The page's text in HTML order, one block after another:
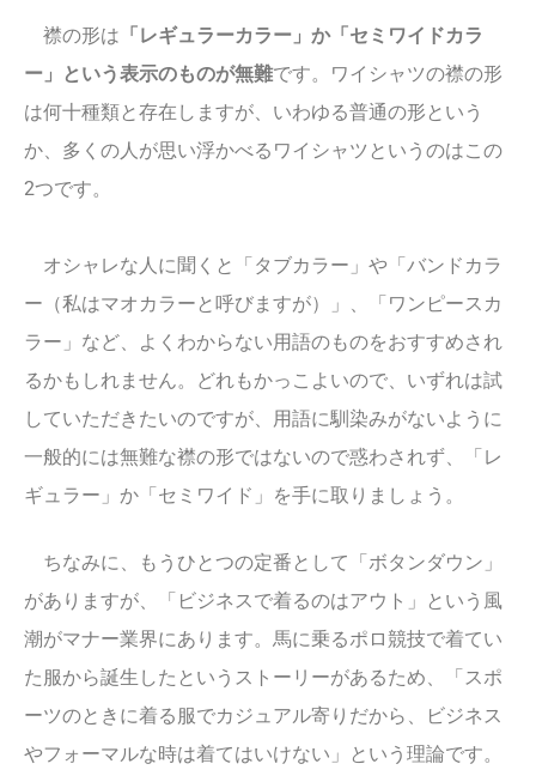
襟の形は 「レギュラーカラー」か「セミワイドカラ
ー」という表示のものが無難です。ワイシャツの襟の形
は何十種類と存在しますが、いわゆる普通の形という
か、多くの人が思い浮かべるワイシャツというのはこの
2つです。
オシャレな人に聞くと「タブカラー」や「バンドカラ
ー（私はマオカラーと呼びますが）」、「ワンピースカ
ラー」など、よくわからない用語のものをおすすめされ
るかもしれません。どれもかっこよいので、いずれは試
していただきたいのですが、用語に馴染みがないように
一般的には無難な襟の形ではないので惑わされず、「レ
ギュラー」か「セミワイド」を手に取りましょう。
ちなみに、もうひとつの定番として「ボタンダウン」
がありますが、「ビジネスで着るのはアウト」という風
潮がマナー業界にあります。馬に乗るポロ競技で着てい
た服から誕生したというストーリーがあるため、「スポ
ーツのときに着る服でカジュアル寄りだから、ビジネス
やフォーマルな時は着てはいけない」という理論です。